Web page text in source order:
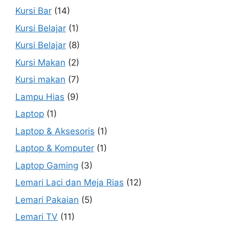
Kursi Bar (14)
Kursi Belajar (1)
Kursi Belajar (8)
Kursi Makan (2)
Kursi makan (7)
Lampu Hias (9)
Laptop (1)
Laptop & Aksesoris (1)
Laptop & Komputer (1)
Laptop Gaming (3)
Lemari Laci dan Meja Rias (12)
Lemari Pakaian (5)
Lemari TV (11)